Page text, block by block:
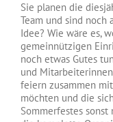
Sie planen die
Team und sind noch
Idee? Wie wäre es,
gemeinnützigen
noch etwas Gutes
und
feiern zusammen
möchten und die
Sommerfestes